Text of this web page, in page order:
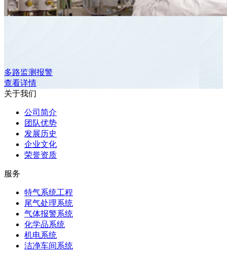
多路监测报警
查看详情
关于我们
公司简介
团队优势
发展历史
企业文化
荣誉资质
服务
特气系统工程
尾气处理系统
气体报警系统
化学品系统
机电系统
洁净车间系统